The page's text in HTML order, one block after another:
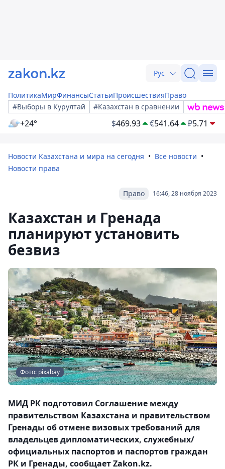
Рус
ПолитикаМирФинансыСтатьиПроисшествияПраво
#Выборы в Курултай
#Казахстан в сравнении
+24° $469.93 €541.64 ₽5.71
Новости Казахстана и мира на сегодня
Все новости
Новости права
16:46, 28 ноября 2023
Право
Казахстан и Гренада
планируют установить
безвиз
Фото: pixabay
МИД РК подготовил Соглашение между
правительством Казахстана и правительством
Гренады об отмене визовых требований для
владельцев дипломатических, служебных/
официальных паспортов и паспортов граждан
РК и Гренады, сообщает Zakon.kz.